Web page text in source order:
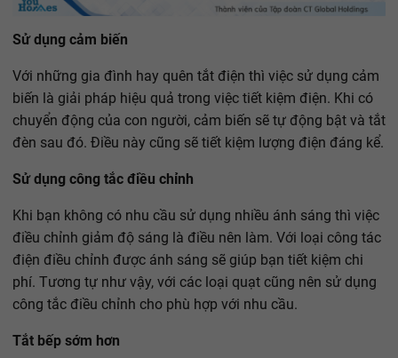
Sử dụng cảm biến
Với những gia đình hay quên tắt điện thì việc sử dụng cảm
biến là giải pháp hiệu quả trong việc tiết kiệm điện. Khi có
chuyển động của con người, cảm biến sẽ tự động bật và tắt
đèn sau đó. Điều này cũng sẽ tiết kiệm lượng điện đáng kể.
Sử dụng công tắc điều chỉnh
Khi bạn không có nhu cầu sử dụng nhiều ánh sáng thì việc
điều chỉnh giảm độ sáng là điều nên làm. Với loại công tác
điện điều chỉnh được ánh sáng sẽ giúp bạn tiết kiệm chi
phí. Tương tự như vậy, với các loại quạt cũng nên sử dụng
công tắc điều chỉnh cho phù hợp với nhu cầu.
Tắt bếp sớm hơn